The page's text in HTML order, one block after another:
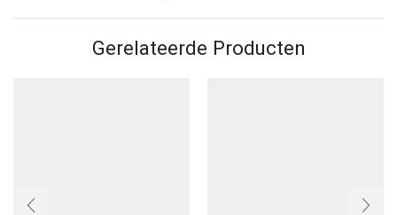
Gerelateerde Producten